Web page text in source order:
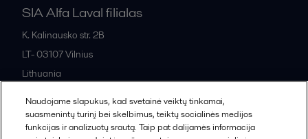
SIA Alfa Laval filialas
K. Kalinausko str. 2B
LT- 03107Vilnius
Lithuania
All offices and partners
Naudojame slapukus, kad svetainė veiktų tinkamai,
suasmenintų turinį bei skelbimus, teiktų socialinės medijos
funkcijas ir analizuotų srautą. Taip pat dalijamės informacija